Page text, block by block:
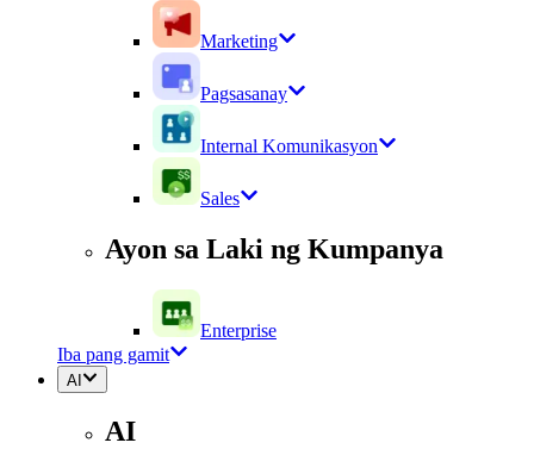
Marketing
Pagsasanay
Internal Komunikasyon
Sales
Ayon sa Laki ng Kumpanya
Enterprise
Iba pang gamit
AI
AI